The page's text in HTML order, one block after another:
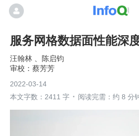
服务网格数据面性能深
汪翰林 、陈启钧
蔡芳芳
2022-03-14
本文字数：2411 字
阅读完需：约 8 分